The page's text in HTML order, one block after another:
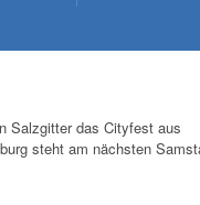
steht am nächsten